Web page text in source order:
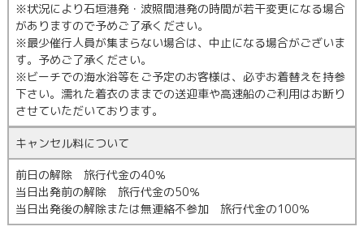
※状況により石垣港発・波照間港発の時間が若干変更になる場合
がありますので予めご了承ください。
※最少催行人員が集まらない場合は、中止になる場合がございま
す。予めご了承ください。
※ビーチでの海水浴等をご予定のお客様は、必ずお着替えを持参
下さい。濡れた着衣のままでの送迎車や高速船のご利用はお断り
させていただいております。
キャンセル料について
前日の解除 旅行代金の40％
当日出発前の解除 旅行代金の50％
当日出発後の解除または無連絡不参加 旅行代金の100％